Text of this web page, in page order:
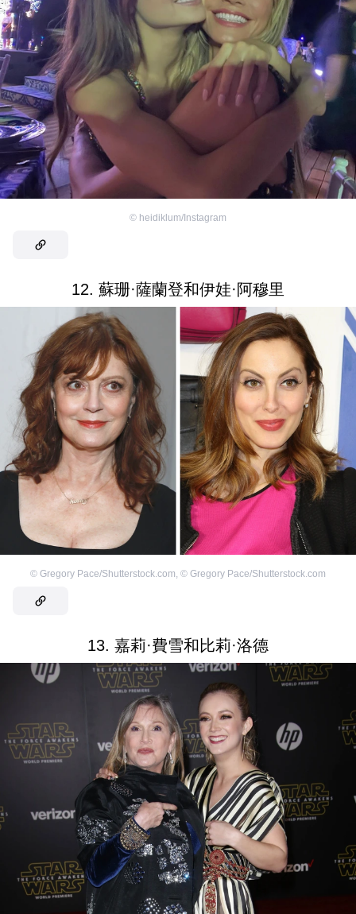
© heidiklum/Instagram
12. 蘇珊·薩蘭登和伊娃·阿穆里
© Gregory Pace/Shutterstock.com © Gregory Pace/Shutterstock.com
13. 嘉莉·費雪和比莉·洛德